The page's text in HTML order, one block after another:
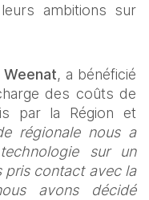
ambitions sur
Weenat, a bénéficié
des coûts de
par la Région et
régionale nous a
sur un
pris contact avec la
avons décidé